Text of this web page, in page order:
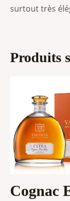
surtout très
Produits
Cognac